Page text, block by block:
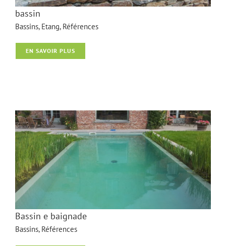
bassin
Bassins, Etang, Références
EN SAVOIR PLUS
Bassin e baignade
Bassins, Références